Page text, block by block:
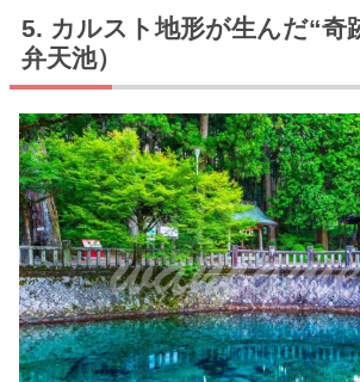
カルスト地形が生んだ“奇
弁天池）